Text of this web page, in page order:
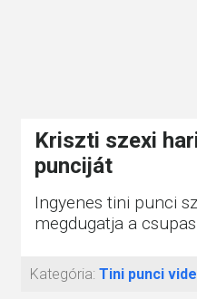
Kriszti szexi
punciját
Ingyenes tini punci
megdugatja a
Kategória: Tini punci